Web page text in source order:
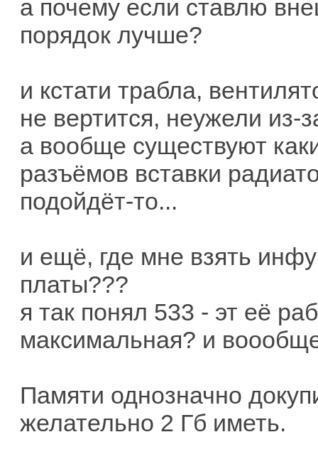
а почему если ставлю
порядок лучше?
и кстати трабла,
не вертится, неужели из-
а вообще существуют
разъёмов вставки
подойдёт-то...
и ещё, где мне взять
платы???
я так понял 533 - эт её
максимальная? и
Памяти однозначно
желательно 2 Гб иметь.